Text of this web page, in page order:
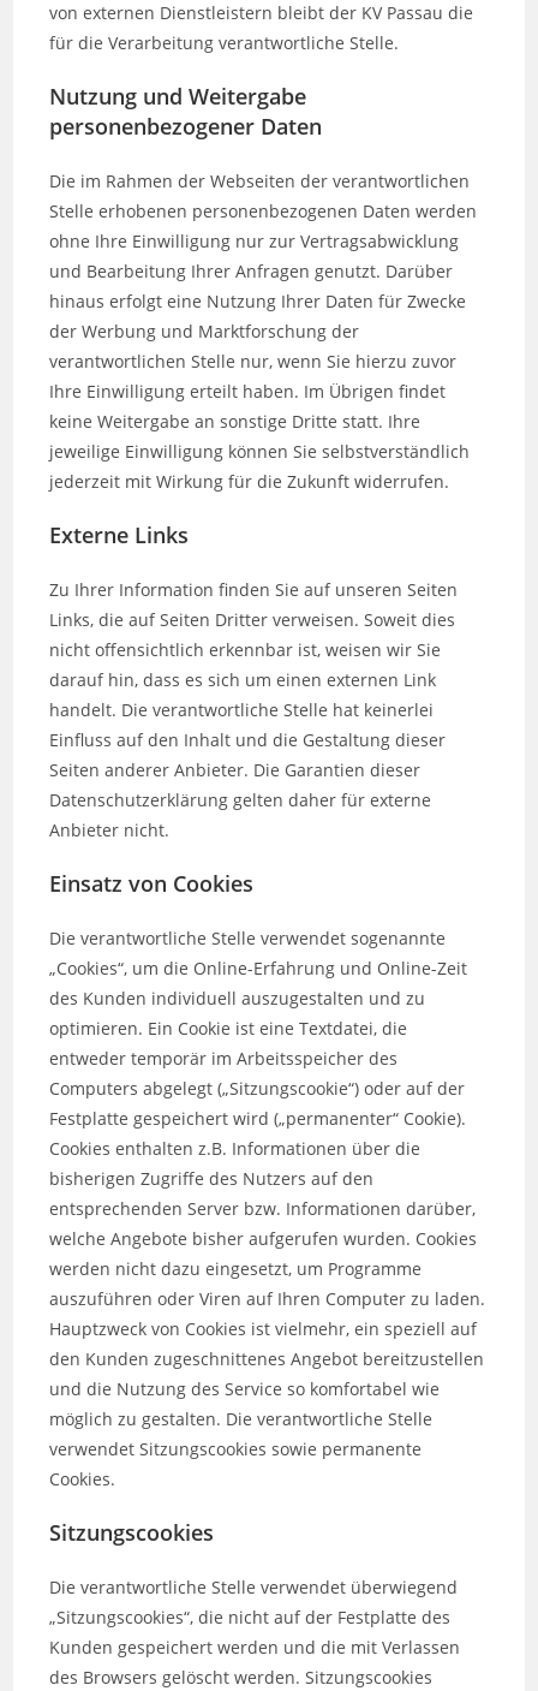
von externen Dienstleistern bleibt der KV Passau die
für die Verarbeitung verantwortliche Stelle.
Nutzung und Weitergabe
personenbezogener Daten
Die im Rahmen der Webseiten der verantwortlichen
Stelle erhobenen personenbezogenen Daten werden
ohne Ihre Einwilligung nur zur Vertragsabwicklung
und Bearbeitung Ihrer Anfragen genutzt. Darüber
hinaus erfolgt eine Nutzung Ihrer Daten für Zwecke
der Werbung und Marktforschung der
verantwortlichen Stelle nur, wenn Sie hierzu zuvor
Ihre Einwilligung erteilt haben. Im Übrigen findet
keine Weitergabe an sonstige Dritte statt. Ihre
jeweilige Einwilligung können Sie selbstverständlich
jederzeit mit Wirkung für die Zukunft widerrufen.
Externe Links
Zu Ihrer Information finden Sie auf unseren Seiten
Links, die auf Seiten Dritter verweisen. Soweit dies
nicht offensichtlich erkennbar ist, weisen wir Sie
darauf hin, dass es sich um einen externen Link
handelt. Die verantwortliche Stelle hat keinerlei
Einfluss auf den Inhalt und die Gestaltung dieser
Seiten anderer Anbieter. Die Garantien dieser
Datenschutzerklärung gelten daher für externe
Anbieter nicht.
Einsatz von Cookies
Die verantwortliche Stelle verwendet sogenannte
„Cookies“, um die Online-Erfahrung und Online-Zeit
des Kunden individuell auszugestalten und zu
optimieren. Ein Cookie ist eine Textdatei, die
entweder temporär im Arbeitsspeicher des
Computers abgelegt („Sitzungscookie“) oder auf der
Festplatte gespeichert wird („permanenter“ Cookie).
Cookies enthalten z.B. Informationen über die
bisherigen Zugriffe des Nutzers auf den
entsprechenden Server bzw. Informationen darüber,
welche Angebote bisher aufgerufen wurden. Cookies
werden nicht dazu eingesetzt, um Programme
auszuführen oder Viren auf Ihren Computer zu laden.
Hauptzweck von Cookies ist vielmehr, ein speziell auf
den Kunden zugeschnittenes Angebot bereitzustellen
und die Nutzung des Service so komfortabel wie
möglich zu gestalten. Die verantwortliche Stelle
verwendet Sitzungscookies sowie permanente
Cookies.
Sitzungscookies
Die verantwortliche Stelle verwendet überwiegend
„Sitzungscookies“, die nicht auf der Festplatte des
Kunden gespeichert werden und die mit Verlassen
des Browsers gelöscht werden. Sitzungscookies